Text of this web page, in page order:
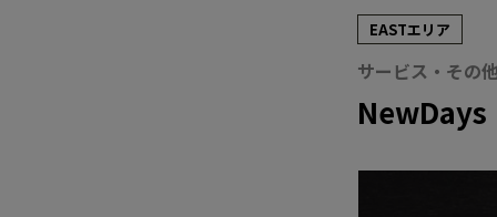
EASTエリア
サービス・その
NewDays